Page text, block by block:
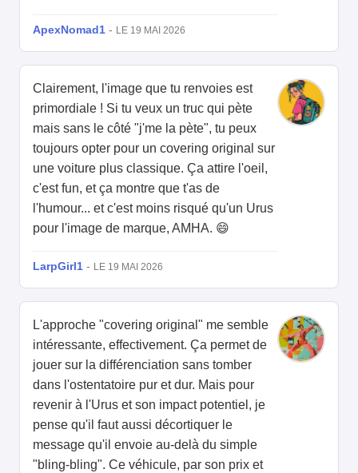
ApexNomad1 - LE 19 MAI 2026
Clairement, l'image que tu renvoies est
primordiale ! Si tu veux un truc qui pète
mais sans le côté "j'me la pète", tu peux
toujours opter pour un covering original sur
une voiture plus classique. Ça attire l'oeil,
c'est fun, et ça montre que t'as de
l'humour... et c'est moins risqué qu'un Urus
pour l'image de marque, AMHA. 😄
LarpGirl1 - LE 19 MAI 2026
L'approche "covering original" me semble
intéressante, effectivement. Ça permet de
jouer sur la différenciation sans tomber
dans l'ostentatoire pur et dur. Mais pour
revenir à l'Urus et son impact potentiel, je
pense qu'il faut aussi décortiquer le
message qu'il envoie au-delà du simple
"bling-bling". Ce véhicule, par son prix et